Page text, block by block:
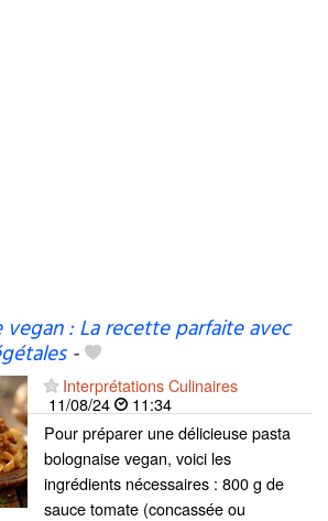
vegan : La recette parfaite avec
-
Interprétations Culinaires
11/08/24
11:34
Pour préparer une délicieuse pasta
bolognaise vegan, voici les
ingrédients nécessaires : 800 g de
sauce tomate (concassée ou